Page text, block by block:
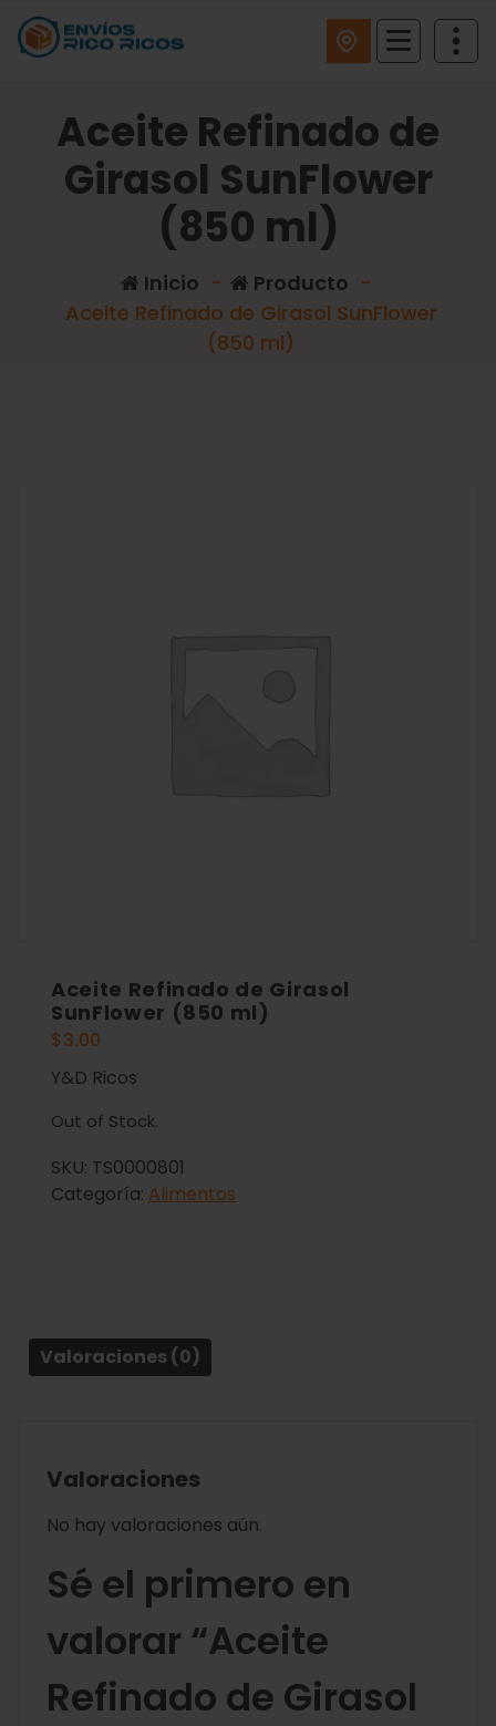
Aceite Refinado de
Girasol SunFlower
(850 ml)
Inicio - Producto -
Aceite Refinado de Girasol SunFlower
(850 ml)
Aceite Refinado de Girasol
SunFlower (850 ml)
$3.00
Y&D Ricos
Out of Stock.
SKU: TS0000801
Categoría: Alimentos
Valoraciones (0)
Valoraciones
No hay valoraciones aún.
Sé el primero en
valorar “Aceite
Refinado de Girasol